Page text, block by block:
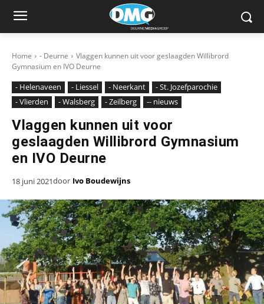
Home - Deurne
Vlaggen kunnen uit voor geslaagden Willibrord
Gymnasium en IVO Deurne
- Helenaveen - Liessel - Neerkant
- St. Jozefparochie
- Vlierden
- Walsberg - Zeilberg -- nieuws
Vlaggen kunnen uit voor
geslaagden Willibrord Gymnasium
en IVO Deurne
18 juni 2021door Ivo Boudewijns